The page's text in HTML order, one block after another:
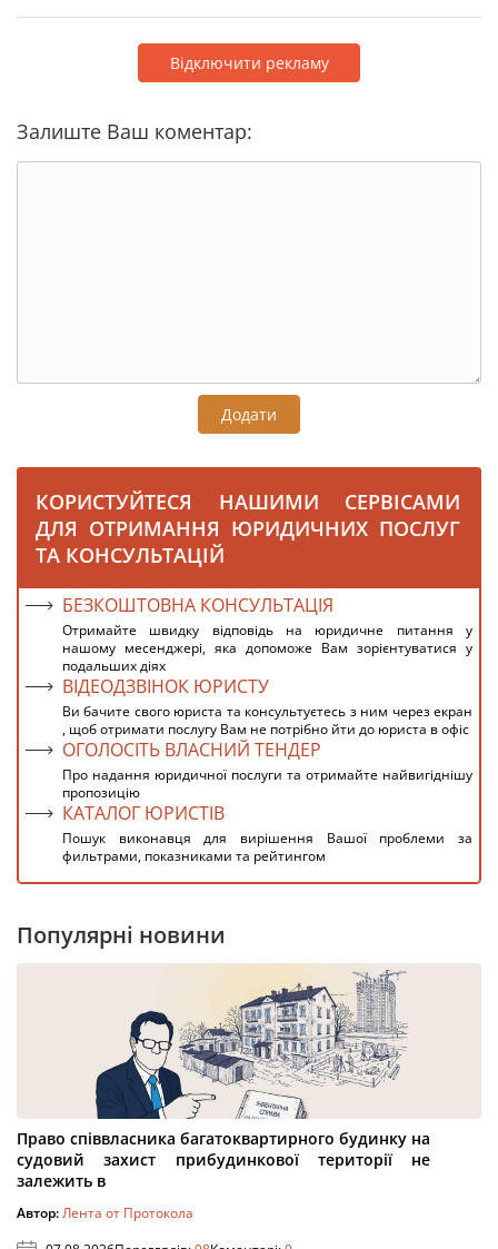
Відключити рекламу
Залиште Ваш коментар:
Додати
КОРИСТУЙТЕСЯ НАШИМИ СЕРВІСАМИ
ДЛЯ ОТРИМАННЯ ЮРИДИЧНИХ ПОСЛУГ
ТА КОНСУЛЬТАЦІЙ
БЕЗКОШТОВНА КОНСУЛЬТАЦІЯ
Отримайте швидку відповідь на юридичне питання у
нашому месенджері, яка допоможе Вам зорієнтуватися у
подальших діях
ВІДЕОДЗВІНОК ЮРИСТУ
Ви бачите свого юриста та консультуєтесь з ним через екран
, щоб отримати послугу Вам не потрібно йти до юриста в офіс
ОГОЛОСІТЬ ВЛАСНИЙ ТЕНДЕР
Про надання юридичної послуги та отримайте найвигіднішу
пропозицію
КАТАЛОГ ЮРИСТІВ
Пошук виконавця для вирішення Вашої проблеми за
фильтрами, показниками та рейтингом
Популярні новини
Право співвласника багатоквартирного будинку на
судовий захист прибудинкової території не
залежить в
Автор:Лента от Протокола